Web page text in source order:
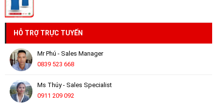
HỖ TRỢ TRỰC TUYẾN
Mr Phú - Sales Manager
0839 523 668
Ms Thúy - Sales Specialist
0911 209 092